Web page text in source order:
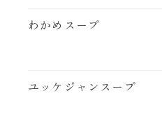
わかめスープ
ユッケジャンスープ